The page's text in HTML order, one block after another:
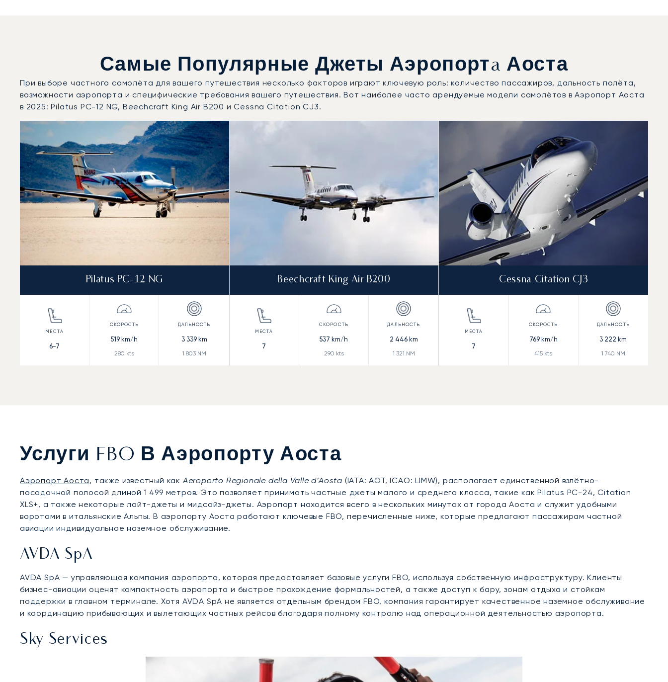
Самые Популярные Джеты Аэропортa Аоста
При выборе частного самолёта для вашего путешествия несколько факторов играют ключевую роль: количество пассажиров, дальность полёта,
возможности аэропорта и специфические требования вашего путешествия. Вот наиболее часто арендуемые модели самолётов в Аэропорт Аоста
в 2025: Pilatus PC-12 NG, Beechcraft King Air B200 и Cessna Citation CJ3.
Аэропорт Аоста : 3 наиболее востребованные модели воздушных судов по числу полётных движений в 2025 году
Фото воздушного судна Модель воздушного судна
Скорость (км/ч)
Скорость (узлы)
Дальность (NM)
Pilatus PC-12 NG
6-7
519km/h
280 kts
3 339km
1 803NM
Beechcraft King Air B200
7
537 km/h
290 kts
2 446km
1 321 NM
Cessna Citation CJ3
7
769km/h
415 kts
3 222 km
1 740 NM
Услуги FBO В Аэропорту Аоста
Аэропорт Аоста, также известный какAeroporto Regionale della Valle d’Aosta (IATA: AOT, ICAO: LIMW), располагает единственной взлётно-
посадочной полосой длиной 1 499 метров. Это позволяет принимать частные джеты малого и среднего класса, такие как Pilatus PC-24, Citation
XLS+, а также некоторые лайт-джеты и мидсайз-джеты. Аэропорт находится всего в нескольких минутах от города Аоста и служит удобными
воротами в итальянские Альпы. В аэропорту Аоста работают ключевые FBO, перечисленные ниже, которые предлагают пассажирам частной
авиации индивидуальное наземное обслуживание.
AVDA SpA
AVDA SpA — управляющая компания аэропорта, которая предоставляет базовые услуги FBO, используя собственную инфраструктуру. Клиенты
бизнес-авиации оценят компактность аэропорта и быстрое прохождение формальностей, а также доступ к бару, зонам отдыха и стойкам
поддержки в главном терминале. Хотя AVDA SpA не является отдельным брендом FBO, компания гарантирует качественное наземное обслуживание
и координацию прибывающих и вылетающих частных рейсов благодаря полному контролю над операционной деятельностью аэропорта.
Sky Services